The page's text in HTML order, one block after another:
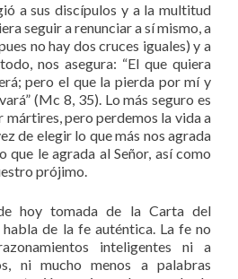
a sus discípulos y a la multitud
seguir a renunciar a sí mismo, a
no hay dos cruces iguales) y a
nos asegura: “El que quiera
pero el que la pierda por mí y
(Mc 8, 35). Lo más seguro es
mártires, pero perdemos la vida a
de elegir lo que más nos agrada
que le agrada al Señor, así como
prójimo.
hoy tomada de la Carta del
de la fe auténtica. La fe no
inteligentes ni a
ni mucho menos a palabras